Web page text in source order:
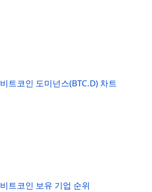
비트코인 도미넌스(BTC.D) 차트
비트코인 보유 기업 순위